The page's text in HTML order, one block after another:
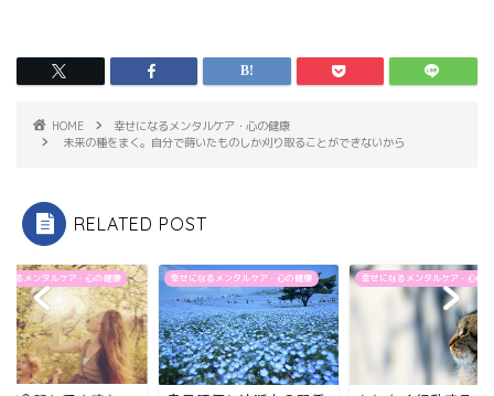
HOME
幸せになるメンタルケア・心の健康
未来の種をまく。自分で蒔いたものしか刈り取ることができないから
RELATED POST
幸せになるメンタルケア・心の健康 幸せになるメンタルケア・心の健康 幸せになる